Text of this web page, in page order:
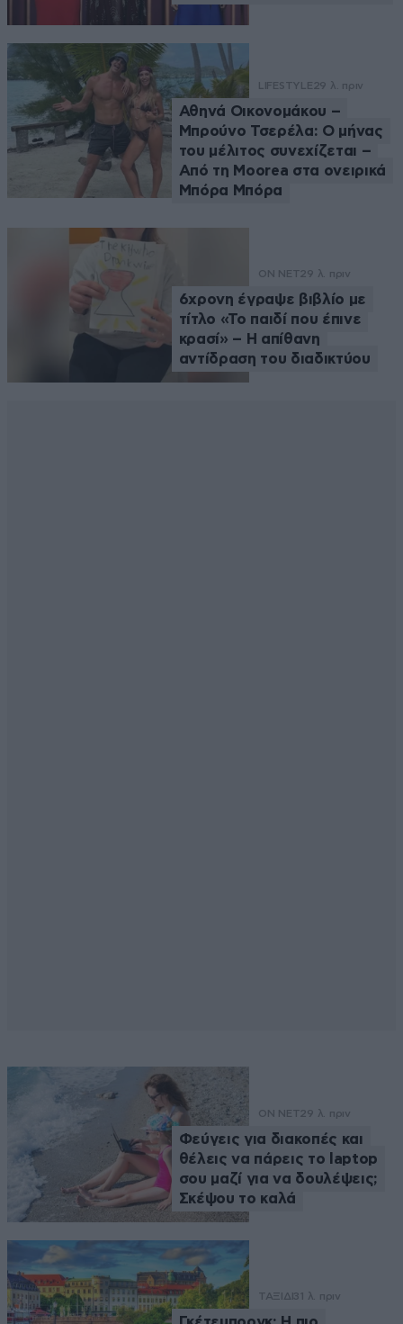
LIFESTYLE 29 λ. πριν
Αθηνά Οικονομάκου –
Μπρούνο Τσερέλα: Ο μήνας
του μέλιτος συνεχίζεται –
Από τη Moorea στα ονειρικά
Μπόρα Μπόρα
ON NET29 λ. πριν
6χρονη έγραψε βιβλίο με
τίτλο «Το παιδί που έπινε
κρασί» – Η απίθανη
αντίδραση του διαδικτύου
ON NET29 λ. πριν
Φεύγεις για διακοπές και
θέλεις να πάρεις το laptop
σου μαζί για να δουλέψεις;
Σκέψου το καλά
ΤΑΞΙΔΙ31 λ. πριν